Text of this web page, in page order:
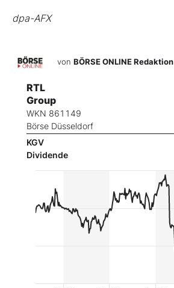
dpa-AFX
von BÖRSE ONLINE Redaktion
RTL
Group
WKN 861149
Börse Düsseldorf
KGV
Dividende